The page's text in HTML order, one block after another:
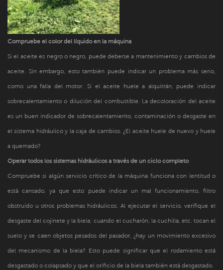
Compruebe el color del líquido en la máquina
Si el aceite es negro o negro, puede deberse a mantenimiento y cambios de
aceite. Sin embargo, esto también puede indicar un problema más serio,
como una falla del motor. Si el aceite huele a alquitrán, puede indicar
sobrecalentamiento o dilución del combustible. La decoloración del aceite
es un buen indicador de sobrecalentamiento, contaminación o desgaste en
el sistema hidráulico y la caja de cambios. ¿El aceite huele de nuevo y huele
a quemado?
Operar todos los sistemas hidráulicos a través de un ciclo completo
Compruebe si algún servicio crítico de la máquina funciona con lentitud o
está cansado, ya que esto puede indicar un mal funcionamiento, filtro
obstruido u otros problemas hidráulicos. Al ejecutar el servicio, verifique el
desgaste del cojinete y la biela; cuando el cucharón, la cuchilla, etc. tocan el
suelo y se caen objetos pesados ​​del pasador, ¿hay un movimiento excesivo
del mecanismo de la biela? Esto puede significar que el rodamiento está
desgastado o colapsado y que el orificio de la biela también está desgastado.